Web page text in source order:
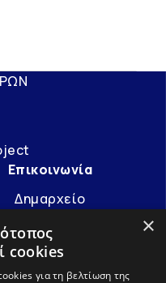
Επικοινωνία
Δημαρχείο
info@avdera.gr
2541352550
×
cookies
για τη βελτίωση της